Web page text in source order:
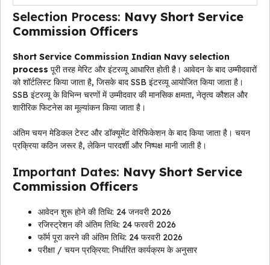
Selection Process: Navy Short Service
Commission Officers
Short Service Commission Indian Navy selection
process पूरी तरह मेरिट और इंटरव्यू आधारित होती है। आवेदन के बाद उम्मीदवारों
को शॉर्टलिस्ट किया जाता है, जिसके बाद SSB इंटरव्यू आयोजित किया जाता है।
SSB इंटरव्यू के विभिन्न चरणों में उम्मीदवार की मानसिक क्षमता, नेतृत्व कौशल और
शारीरिक फिटनेस का मूल्यांकन किया जाता है।
अंतिम चयन मेडिकल टेस्ट और डॉक्यूमेंट वेरिफिकेशन के बाद किया जाता है। चयन
प्रक्रिया कठिन जरूर है, लेकिन पारदर्शी और निष्पक्ष मानी जाती है।
Important Dates: Navy Short Service
Commission Officers
आवेदन शुरू होने की तिथि: 24 जनवरी 2026
रजिस्ट्रेशन की अंतिम तिथि: 24 फरवरी 2026
फॉर्म पूरा करने की अंतिम तिथि: 24 फरवरी 2026
परीक्षा / चयन प्रक्रिया: निर्धारित कार्यक्रम के अनुसार